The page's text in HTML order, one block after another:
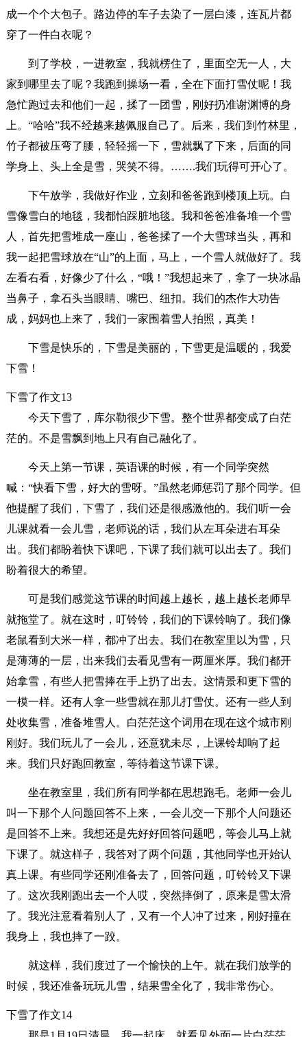
成一个个大包子。路边停的车子去染了一层白漆，连瓦片都
穿了一件白衣呢？
到了学校，一进教室，我就楞住了，里面空无一人，大
家到哪里去了呢？我跑到操场一看，全在下面打雪仗呢！我
急忙跑过去和他们一起，揉了一团雪，刚好扔准谢渊博的身
上。“哈哈”我不经越来越佩服自己了。后来，我们到竹林里，
竹子都被压弯了腰，轻轻摇一下，雪就飘了下来，后面的同
学身上、头上全是雪，哭笑不得。…….我们玩得可开心了。
下午放学，我做好作业，立刻和爸爸跑到楼顶上玩。白
雪像雪白的地毯，我都怕踩脏地毯。我和爸爸准备堆一个雪
人，首先把雪堆成一座山，爸爸揉了一个大雪球当头，再和
我一起把雪球放在“山”的上面，马上，一个雪人就做好了。我
左看右看，好像少了什么，“哦！”我想起来了，拿了一块冰晶
当鼻子，拿石头当眼睛、嘴巴、纽扣。我们的杰作大功告
成，妈妈也上来了，我们一家围着雪人拍照，真美！
下雪是快乐的，下雪是美丽的，下雪更是温暖的，我爱
下雪！
下雪了作文13
今天下雪了，库尔勒很少下雪。整个世界都变成了白茫
茫的。不是雪飘到地上只有自己融化了。
今天上第一节课，英语课的时候，有一个同学突然
喊：“快看下雪，好大的雪呀。”虽然老师惩罚了那个同学。但
他提醒了我们，下雪了，我们还是很感激他的。我们听一会
儿课就看一会儿雪，老师说的话，我们从左耳朵进右耳朵
出。我们都盼着快下课吧，下课了我们就可以出去了。我们
盼着很大的希望。
可是我们感觉这节课的时间越上越长，越上越长老师早
就拖堂了。就在这时，叮铃铃，我们的下课铃响了。我们像
老鼠看到大米一样，都冲了出去。我们在教室里以为雪，只
是薄薄的一层，出来我们去看见雪有一两厘米厚。我们都开
始拿雪，有些人把雪捧在手上扔了出去。这情景和更下雪的
一模一样。还有人拿一些雪就在那儿打雪仗。还有一些人到
处收集雪，准备堆雪人。白茫茫这个词用在现在这个城市刚
刚好。我们玩儿了一会儿，还意犹未尽，上课铃却响了起
来。我们只好跑回教室，等待着这节课下课。
坐在教室里，我们所有同学都在思想跑毛。老师一会儿
叫一下那个人问题回答不上来，一会儿交一下那个人问题还
是回答不上来。我想还是先好好回答问题吧，等会儿马上就
下课了。就这样子，我答对了两个问题，其他同学也开始认
真上课。有些同学还刚准备去了，回答问题，叮铃铃又下课
了。这次我刚跑出去一个人哎，突然摔倒了，原来是雪太滑
了。我光注意看着别人了，又有一个人冲了过来，刚好撞在
我身上，我也摔了一跤。
就这样，我们度过了一个愉快的上午。就在我们放学的
时候，我还准备玩玩儿雪，结果雪全化了，我非常伤心。
下雪了作文14